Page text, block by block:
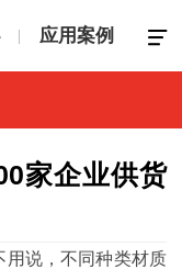
应用案例
家企业供货
用说，不同种类材质